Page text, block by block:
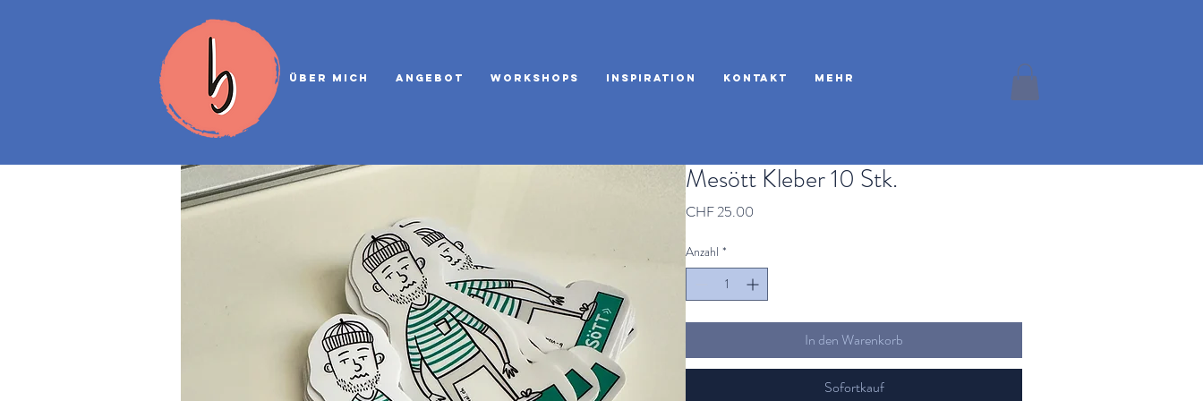
Über mich Angebot Workshops Inspiration Kontakt Mehr
Mesött Kleber 10 Stk.
CHF 25.00
Anzahl *
In den Warenkorb
Sofortkauf